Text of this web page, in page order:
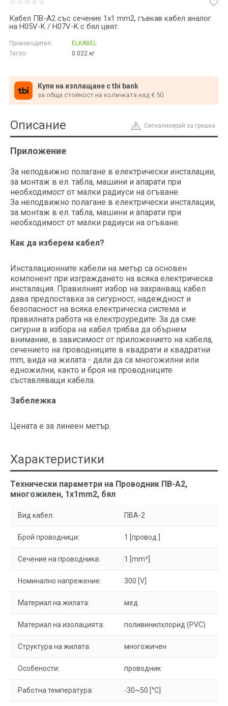
Кабел ПВ-А2 със сечение 1x1 mm2, гъвкав кабел аналог
на H05V-K / H07V-K с бял цвят.
Производител:
ELKABEL
Тегло:
0.022 кг
Купи на изплащане с tbi bank
за обща стойност на количката над € 50
Сигнализирай за грешка
Описание
Приложение
За неподвижно полагане в електрически инсталации,
за монтаж в ел. табла, машини и апарати при
необходимост от малки радиуси на огъване.
За неподвижно полагане в електрически инсталации,
за монтаж в ел. табла, машини и апарати при
необходимост от малки радиуси на огъване.
Как да изберем кабел?
Инсталационните кабели на метър са основен
компонент при изграждането на всяка електрическа
инсталация. Правилният избор на захранващ кабел
дава предпоставка за сигурност, надеждност и
безопасност на всяка електрическа система и
правилната работа на електроуредите. За да сме
сигурни в избора на кабел трябва да обърнем
внимание, в зависимост от приложението на кабела,
сечението на проводниците в квадрати и квадратни
mm, вида на жилата - дали да са многожилни или
едножилни, както и броя на проводниците
съставляващи кабела.
Забележка
Цената е за линеен метър.
Характеристики
Технически параметри на Проводник ПВ-А2,
многожилен, 1x1mm2, бял
Вид кабел: ПВА-2
Брой проводници: 1 [провод.]
Сечение на проводника: 1 [mm²]
Номинално напрежение: 300 [V]
Материал на жилата: мед
Материал на изолацията: поливинилхлорид (PVC)
Структура на жилата: многожичен
Особености: проводник
Работна температура: -30~50 [°C]